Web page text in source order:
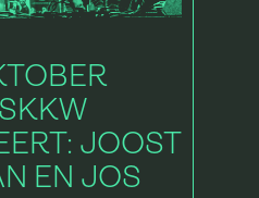
JOOST
EN JOS